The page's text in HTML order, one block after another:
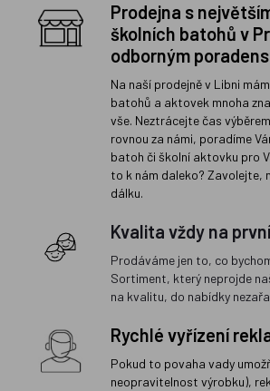
Prodejna s
školních batohů v
odborným
Na naší prodejně v Libni
batohů a aktovek mnoha
vše. Neztrácejte čas
rovnou za námi, poradíme
batoh či školní aktovku pro
to k nám daleko? Zavolejte,
dálku.
Kvalita vždy na
Prodáváme jen to, co
Sortiment, který neprojde
na kvalitu, do nabídky
Rychlé vyřízení
Pokud to povaha vady
neopravitelnost výrobku),